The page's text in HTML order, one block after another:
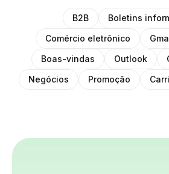
B2B
Boletins
Comércio eletrônico
Boas-vindas
Outlook
Negócios
Promoção